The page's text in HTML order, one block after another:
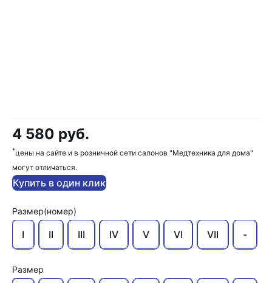
4 580 руб.
*цены на сайте и в розничной сети салонов "Медтехника для дома"
могут отличаться.
Купить в один клик
Размер(номер)
I II III IV V VI VII -
Размер